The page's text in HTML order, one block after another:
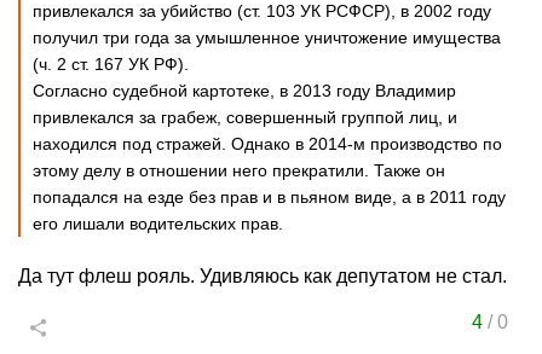
привлекался за убийство (ст. 103 УК РСФСР), в 2002 году
получил три года за умышленное уничтожение имущества
(ч. 2 ст. 167 УК РФ).
Согласно судебной картотеке, в 2013 году Владимир
привлекался за грабеж, совершенный группой лиц, и
находился под стражей. Однако в 2014-м производство по
этому делу в отношении него прекратили. Также он
попадался на езде без прав и в пьяном виде, а в 2011 году
его лишали водительских прав.
Да тут флеш рояль. Удивляюсь как депутатом не стал.
4/0